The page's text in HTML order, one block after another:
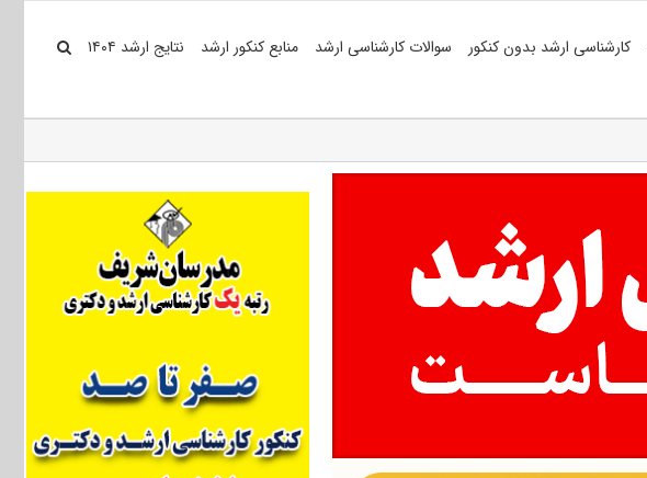
کارشناسی ارشد بدون کنکور سوالات کارشناسی ارشد منابع کنکور ارشد نتایج ارشد ۱۴۰۴